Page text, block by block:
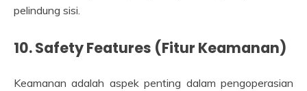
pelindung sisi.
10.Safety Features (Fitur Keamanan)
Keamanan adalah aspek penting dalam pengoperasian